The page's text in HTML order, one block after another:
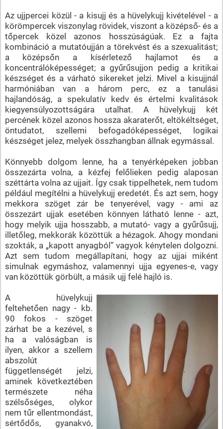
Az ujjpercei közül - a kisujj és a hüvelykujj kivételével - a
körömpercek viszonylag rövidek, viszont a középső- és a
tőpercek közel azonos hosszúságúak. Ez a fajta
kombináció a mutatóujján a törekvést és a szexualitást;
a középsőn a kísérletező hajlamot és a
koncentrálóképességet; a gyűrűsujjon pedig a kritikai
készséget és a várható sikereket jelzi. Mivel a kisujjnál
harmóniában van a három perc, ez a tanulási
hajlandóság, a spekulatív kedv és értelmi kvalitások
kiegyensúlyozottságára utalhat. A hüvelykujj két
percének közel azonos hossza akaraterőt, eltökéltséget,
öntudatot, szellemi befogadóképességet, logikai
készséget jelez, melyek összhangban állnak egymással.
Könnyebb dolgom lenne, ha a tenyérképeken jobban
összezárta volna, a kézfej felőlieken pedig alaposan
széttárta volna az ujjait. Így csak tippelhetek, nem tudom
például megítélni a hüvelykujj eredetét. És azt sem, hogy
mekkora szöget zár be tenyerével, vagy - ami az
összezárt ujjak esetében könnyen látható lenne - azt,
hogy melyik ujja hosszabb, a mutató- vagy a gyűrűsujj,
illetőleg, mekkorák közöttük a hézagok. Ahogy mondani
szokták, a „kapott anyagból” vagyok kénytelen dolgozni.
Azt sem tudom megállapítani, hogy az ujjai miként
simulnak egymáshoz, valamennyi ujja egyenes-e, vagy
van közöttük görbült, a másik ujj felé hajló is.
A hüvelykujj
feltehetően nagy - kb.
90 fokos - szöget
zárhat be a kezével, s
ha a valóságban is
ilyen, akkor a szellem
abszolút
függetlenségét jelzi,
aminek következtében
természete néha
szélsőséges, olykor
nem tűr ellentmondást,
sértődős, gyanakvó,